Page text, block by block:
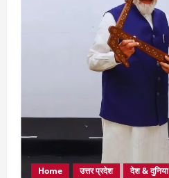
Home उत्तर प्रदेश देश & दुनिया